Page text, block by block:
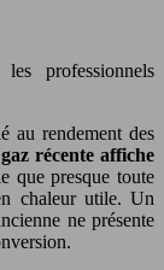
professionnels
au rendement des
récente affiche
que presque toute
chaleur utile. Un
ne présente